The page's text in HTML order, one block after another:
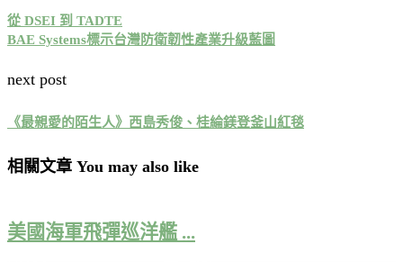
從 DSEI 到 TADTE
BAE Systems標示台灣防衛韌性產業升級藍圖
next post
《最親愛的陌生人》西島秀俊、桂綸鎂登釜山紅毯
相關文章 You may also like
美國海軍飛彈巡洋艦 ...